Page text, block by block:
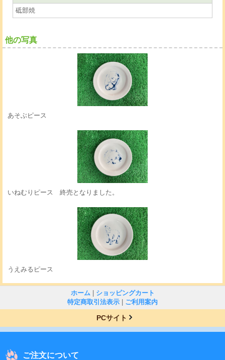
砥部焼
他の写真
あそぶピース
いねむりピース 終売となりました。
うえみるピース
ホーム
ショッピングカート
特定商取引法表示
ご利用案内
PCサイト
ご注文について